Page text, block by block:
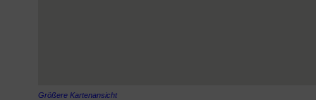
Größere Kartenansicht